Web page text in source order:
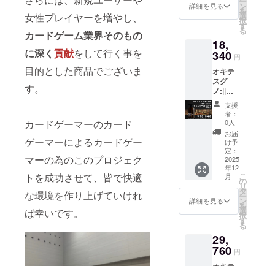
女性プレイヤーを増やし、
カードゲーム業界そのもの
に深く 貢献をして行く事を
目的とした商品でございま
す。
カードゲーマーのカード
ゲーマーによるカードゲー
マーの為のこのプロジェク
トを成功させて、皆で快適
な環境を作り上げていけれ
ば幸いです。
数量：3
点 ・サ
イズ：
・割引
券：1枚
※割引券
の有効
期限：
2025年
10月か
ら2026
年12月
末まで
になり
ます。
詳細を見る ン
を
選
択
す
る
18,
340 円
オキテ
スグ
ノ:||を6
本、
OFF-
KAi!!全
メ
ニュー
20%OF
F券を1
枚提供
しま
す。 ・
数量：6
点 ・サ
イズ：
・割引
券：1枚
※割引券
支援
者：
0人
お届
け予
定：
2025
年12
月
詳細を見る
こ
の
リ
タ
ー
ン
を
選
択
す
る
29,
760 円